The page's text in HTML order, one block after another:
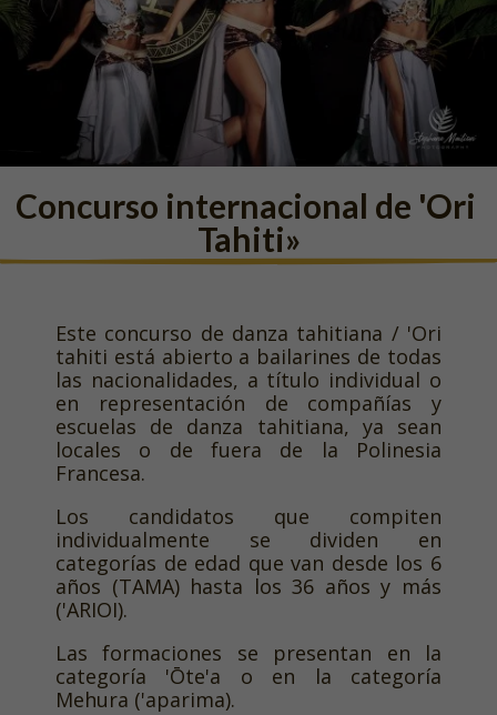
Concurso internacional de 'Ori
Tahiti»
Este concurso de danza tahitiana / 'Ori
tahiti está abierto a bailarines de todas
las nacionalidades, a título individual o
en representación de compañías y
escuelas de danza tahitiana, ya sean
locales o de fuera de la Polinesia
Francesa.
Los candidatos que compiten
individualmente se dividen en
categorías de edad que van desde los 6
años (TAMA) hasta los 36 años y más
('ARIOI).
Las formaciones se presentan en la
categoría 'Ōte'a o en la categoría
Mehura ('aparima).